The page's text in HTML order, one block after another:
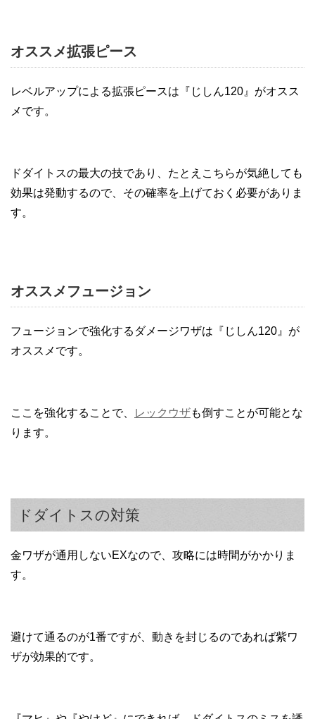
オススメ拡張ピース
レベルアップによる拡張ピースは『じしん120』がオスス
メです。
ドダイトスの最大の技であり、たとえこちらが気絶しても
効果は発動するので、その確率を上げておく必要がありま
す。
オススメフュージョン
フュージョンで強化するダメージワザは『じしん120』が
オススメです。
ここを強化することで、 レックウザも倒すことが可能とな
ります。
ドダイトスの対策
金ワザが通用しないEXなので、攻略には時間がかかりま
す。
避けて通るのが1番ですが、動きを封じるのであれば紫ワ
ザが効果的です。